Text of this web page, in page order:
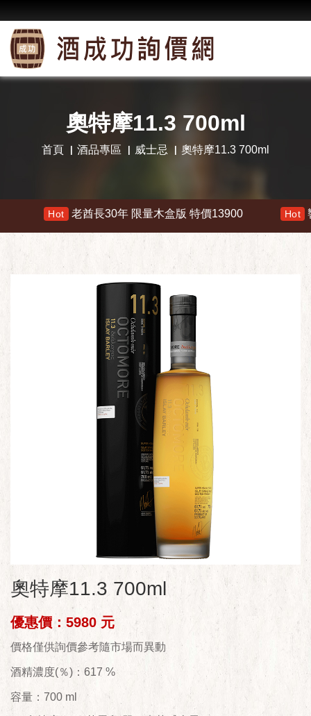
奧特摩11.3 700ml
首頁 酒品專區 威士忌 奧特摩11.3 700ml
老酋長30年 限量木盒版 特價13900 響 30
奧特摩11.3 700ml
優惠價：5980 元
價格僅供詢價參考隨市場而異動
酒精濃度(％)：617 %
容量：700 ml